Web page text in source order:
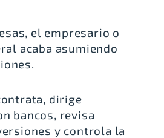
el empresario o
acaba asumiendo
dirige
bancos, revisa
y controla la